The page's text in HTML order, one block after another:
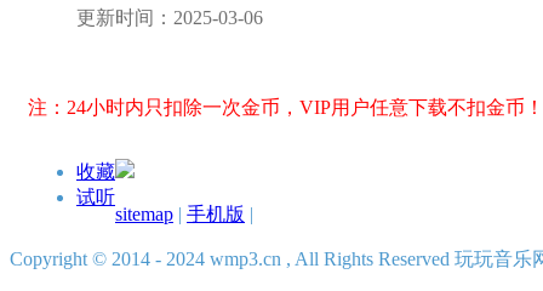
更新时间： 2025-03-06
注：24小时内只扣除一次金币，VIP用户任意下载不扣金币！
收藏
试听
sitemap | 手机版 |
Copyright © 2014 - 2024 wmp3.cn , All Rights Reserved 玩玩音乐